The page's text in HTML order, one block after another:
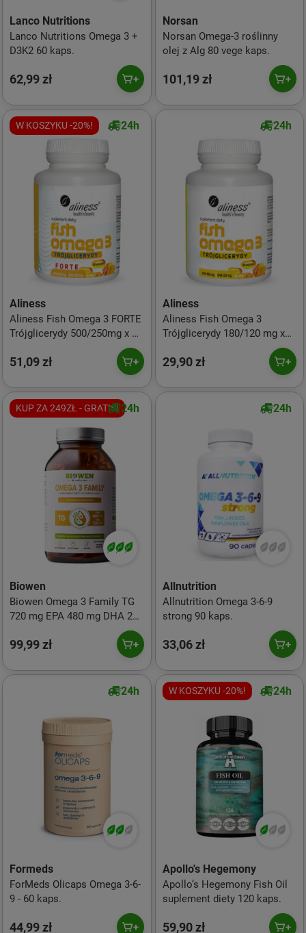
Lanco Nutritions
Lanco Nutritions Omega 3 +
D3K2 60 kaps.
62,99 zł
Norsan
Norsan Omega-3 roślinny
olej z Alg 80 vege kaps.
101,19 zł
W KOSZYKU -20%! 24h
Aliness
Aliness Fish Omega 3 FORTE
Trójglicerydy 500/250mg x 60
51,09 zł
24h
Aliness
Aliness Fish Omega 3
Trójglicerydy 180/120 mg x
29,90 zł
KUP ZA 249ZŁ - GRATIS!24h
Biowen
Biowen Omega 3 Family TG
720 mg EPA 480 mg DHA 225
99,99 zł
24h
Allnutrition
Allnutrition Omega 3-6-9
strong 90 kaps.
33,06 zł
24h
Formeds
ForMeds Olicaps Omega 3-6-
9 - 60 kaps.
44,99 zł
W KOSZYKU -20%! 24h
Apollo's Hegemony
Apollo’s Hegemony Fish Oil
suplement diety 120 kaps.
59,90 zł